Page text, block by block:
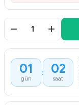
01
gün
02
saat